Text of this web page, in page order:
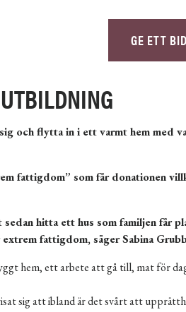
GE ETT
och flytta in i ett varmt hem med
fattigdom” som får donationen
hitta ett hus som familjen får
fattigdom, säger Sabina
hem, ett arbete att gå till, mat för
sig att ibland är det svårt att